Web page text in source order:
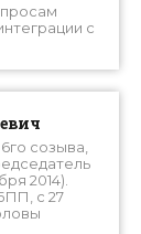
с
созыва,
2014).
с 27